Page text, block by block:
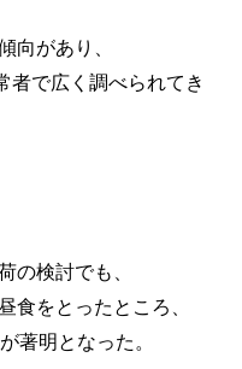
向があり、
者で広く調べられてき
の検討でも、
をとったところ、
著明となった。